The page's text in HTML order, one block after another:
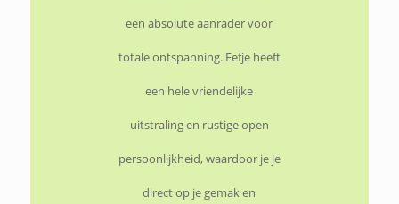
een absolute aanrader voor
totale ontspanning. Eefje heeft
een hele vriendelijke
uitstraling en rustige open
persoonlijkheid, waardoor je je
direct op je gemak en